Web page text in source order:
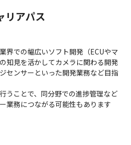
リアパス
界での幅広いソフト開発（ECUやマ
知見を活かしてカメラに関わる開発
センサーといった開発業務など目指
うことで、同分野での進捗管理など
業務につながる可能性もあります